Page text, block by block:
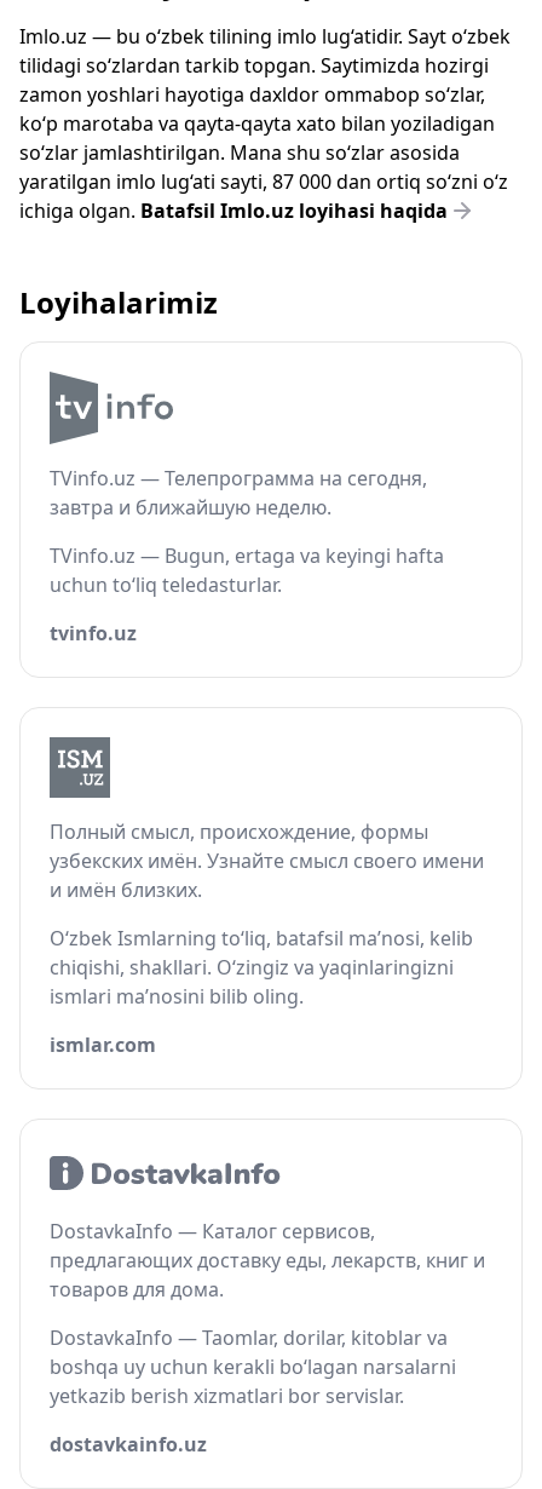
Imlo.uz — bu o‘zbek tilining imlo lug‘atidir. Sayt o‘zbek
tilidagi so‘zlardan tarkib topgan. Saytimizda hozirgi
zamon yoshlari hayotiga daxldor ommabop so‘zlar,
ko‘p marotaba va qayta-qayta xato bilan yoziladigan
so‘zlar jamlashtirilgan. Mana shu so‘zlar asosida
yaratilgan imlo lug‘ati sayti, 87 000 dan ortiq so‘zni o‘z
ichiga olgan. Batafsil Imlo.uz loyihasi haqida
Loyihalarimiz
TVinfo.uz — Телепрограмма на сегодня,
завтра и ближайшую неделю.
TVinfo.uz — Bugun, ertaga va keyingi hafta
uchun to‘liq teledasturlar.
tvinfo.uz
Полный смысл, происхождение, формы
узбекских имён. Узнайте смысл своего имени
и имён близких.
O‘zbek Ismlarning to‘liq, batafsil ma’nosi, kelib
chiqishi, shakllari. O‘zingiz va yaqinlaringizni
ismlari ma’nosini bilib oling.
ismlar.com
DostavkaInfo — Каталог сервисов,
предлагающих доставку еды, лекарств, книг и
товаров для дома.
DostavkaInfo — Taomlar, dorilar, kitoblar va
boshqa uy uchun kerakli bo‘lagan narsalarni
yetkazib berish xizmatlari bor servislar.
dostavkainfo.uz